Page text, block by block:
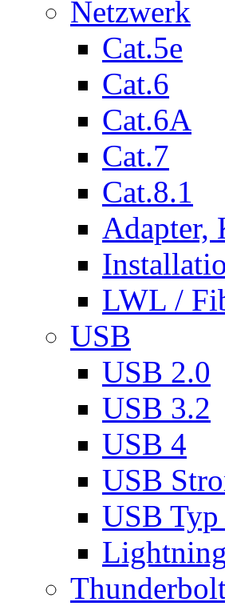
Netzwerk
Cat.5e
Cat.6
Cat.6A
Cat.7
Cat.8.1
Adapter,
LWL /
USB
USB 2.0
USB 3.2
USB 4
USB
USB Typ